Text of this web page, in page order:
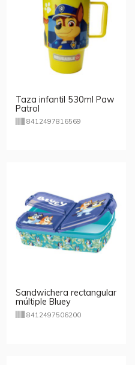
Taza infantil 530ml Paw
Patrol
8412497816569
Sandwichera rectangular
múltiple Bluey
8412497506200